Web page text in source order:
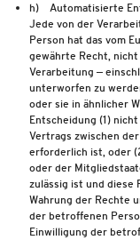
h) Automatisierte
Jede von der
Person hat das vom
gewährte Recht,
Verarbeitung —
unterworfen zu
oder sie in ähnlicher
Entscheidung (1)
Vertrags zwischen
erforderlich ist, oder
oder der
zulässig ist und diese
Wahrung der Rechte
der betroffenen
Einwilligung der